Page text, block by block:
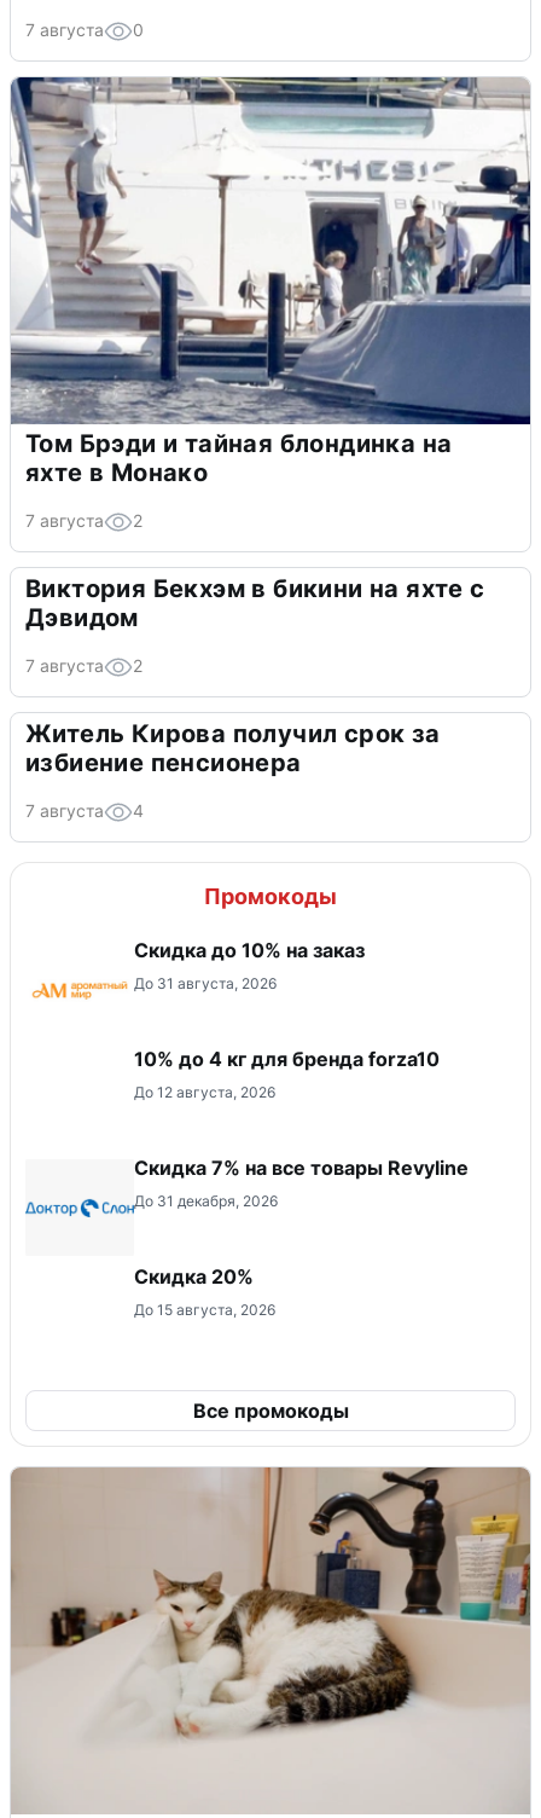
7 августа 0
Том Брэди и тайная блондинка на
яхте в Монако
7 августа 2
Виктория Бекхэм в бикини на яхте с
Дэвидом
7 августа 2
Житель Кирова получил срок за
избиение пенсионера
7 августа 4
Промокоды
Скидка до 10% на заказ
До 31 августа, 2026
10% до 4 кг для бренда forza10
До 12 августа, 2026
​Скидка 7% на все товары Revyline
До 31 декабря, 2026
Скидка 20%
До 15 августа, 2026
Все промокоды